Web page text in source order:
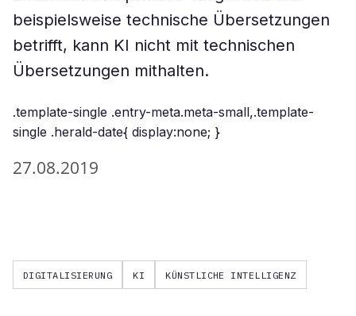
beispielsweise technische Übersetzungen
betrifft, kann KI nicht mit technischen
Übersetzungen mithalten.
.template-single .entry-meta.meta-small,.template-
single .herald-date{ display:none; }
27.08.2019
DIGITALISIERUNG KI KÜNSTLICHE INTELLIGENZ